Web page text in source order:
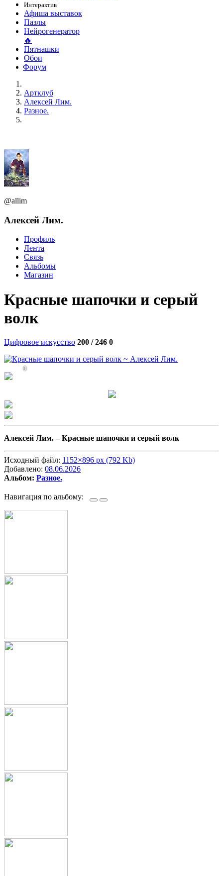
Интерактив
Афиша выставок
Пазлы
Нейрогенератор
🔥
Пятнашки
Обои
Форум
Артклуб
Алексей Лим.
Разное.
@allim
Алексей Лим.
Профиль
Лента
Связь
Альбомы
Магазин
Красные шапочки и серый
волк
Цифровое искусство 200 / 246 0
0
Алексей Лим. –Красные шапочки и серый волк
Исходный файл: 1152×896 px (792 Kb)
Добавлено: 08.06.2026
Альбом: Разное.
Навигация по альбому: